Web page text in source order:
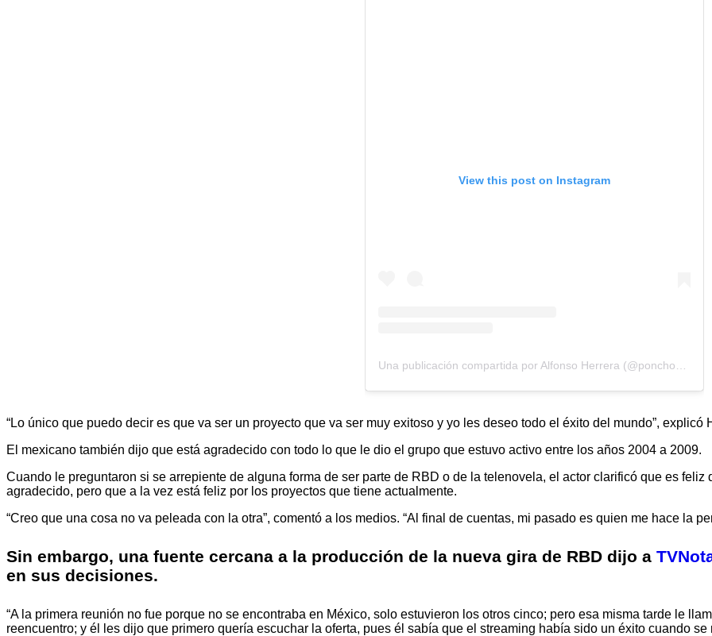
View this post on Instagram
“Lo único que puedo decir es que va ser un proyecto que va ser muy exitoso y yo les deseo todo el éxito del mundo”, explicó
El mexicano también dijo que está agradecido con todo lo que le dio el grupo que estuvo activo entre los años 2004 a 2009.
Cuando le preguntaron si se arrepiente de alguna forma de ser parte de RBD o de la telenovela, el actor clarificó que es feliz
agradecido, pero que a la vez está feliz por los proyectos que tiene actualmente.
“Creo que una cosa no va peleada con la otra”, comentó a los medios. “Al final de cuentas, mi pasado es quien me hace la
Sin embargo, una fuente cercana a la producción de la nueva gira de RBD dijo a
en sus decisiones.
“A la primera reunión no fue porque no se encontraba en México, solo estuvieron los otros cinco; pero esa misma tarde le
reencuentro; y él les dijo que primero quería escuchar la oferta, pues él sabía que el streaming había sido un éxito cuando se